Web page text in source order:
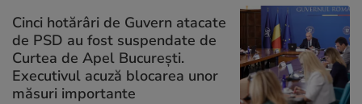
Cinci hotărâri de Guvern atacate
de PSD au fost suspendate de
Curtea de Apel București.
Executivul acuză blocarea unor
măsuri importante